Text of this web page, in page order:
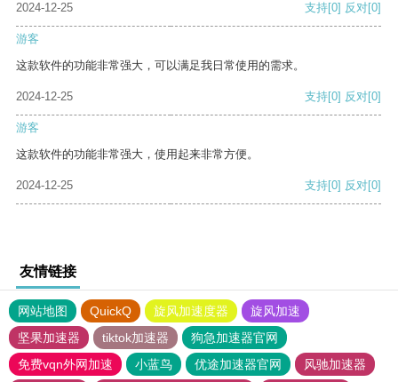
2024-12-25
支持[0] 反对[0]
游客
这款软件的功能非常强大，可以满足我日常使用的需求。
2024-12-25 支持[0] 反对[0]
游客
这款软件的功能非常强大，使用起来非常方便。
2024-12-25 支持[0] 反对[0]
友情链接
网站地图 QuickQ 旋风加速度器
旋风加速
坚果加速器
tiktok加速器
狗急加速器官网
免费vqn外网加速
小蓝鸟 优途加速器官网
风驰加速器